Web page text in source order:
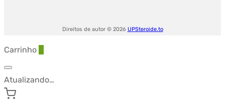
Direitos de autor © 2026 UPSteroide.to
Carrinho
Atualizando…